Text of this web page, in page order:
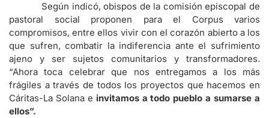
Según indicó, obispos de la comisión episcopal de
pastoral social proponen para el Corpus varios
compromisos, entre ellos vivir con el corazón abierto a los
que sufren, combatir la indiferencia ante el sufrimiento
ajeno y ser sujetos comunitarios y transformadores.
“Ahora toca celebrar que nos entregamos a los más
frágiles a través de todos los proyectos que hacemos en
Cáritas-La Solana e invitamos a todo pueblo a sumarse a
ellos”.